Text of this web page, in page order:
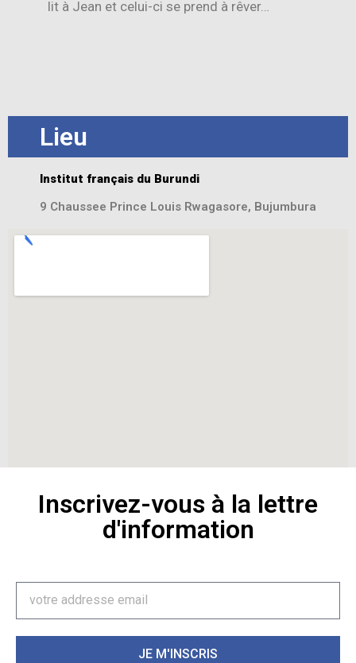
lit à Jean et celui-ci se prend à rêver…
Lieu
Institut français du Burundi
9 Chaussee Prince Louis Rwagasore, Bujumbura
Inscrivez-vous à la lettre
d'information
JE M'INSCRIS